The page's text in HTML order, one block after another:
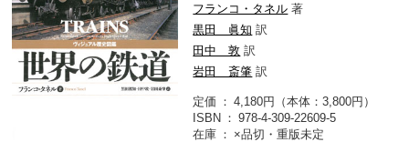
フランコ・タネル 著
黒田 眞知 訳
田中 敦 訳
岩田 斎肇 訳
定価
4,180円（本体：3,800円）
ISBN
978-4-309-22609-5
在庫
×品切・重版未定